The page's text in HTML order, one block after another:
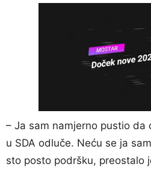
– Ja sam namjerno pustio da
u SDA odluče. Neću se ja
sto posto podršku, preostalo